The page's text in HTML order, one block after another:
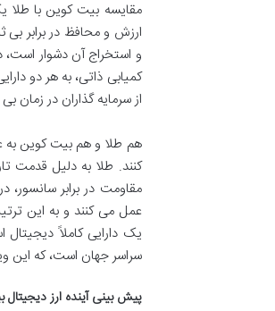
مقایسه بیت کوین با طلا
ارزش و محافظ در برابر
کمیابی ذاتی، به هر دو
از سرمایه گذاران در زمان
هم طلا و هم بیت کوین به
کنند. طلا به دلیل قدمت
مقاومت در برابر
عمل می کنند و به این
یک دارایی کاملاً
سراسر جهان است، که این
پیش بینی آینده ارز